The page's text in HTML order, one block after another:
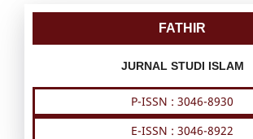
FATHIR
JURNAL STUDI ISLAM
P-ISSN : 3046-8930
E-ISSN : 3046-8922